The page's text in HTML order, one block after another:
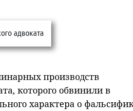
производств
которого обвинили в
характера о